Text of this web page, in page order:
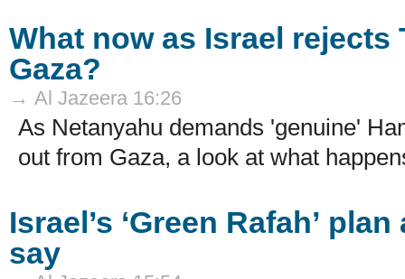
What now as Israel rejects
Gaza?
→ Al Jazeera 16:26
As Netanyahu demands 'genuine'
out from Gaza, a look at what
Israel’s ‘Green Rafah’
say